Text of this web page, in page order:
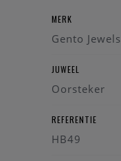
MERK
Gento Jewels
JUWEEL
Oorsteker
REFERENTIE
HB49